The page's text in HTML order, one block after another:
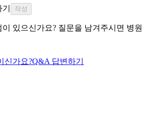
작성
있으신가요? 질문을 남겨주시면 병원
신가요?Q&A 답변하기